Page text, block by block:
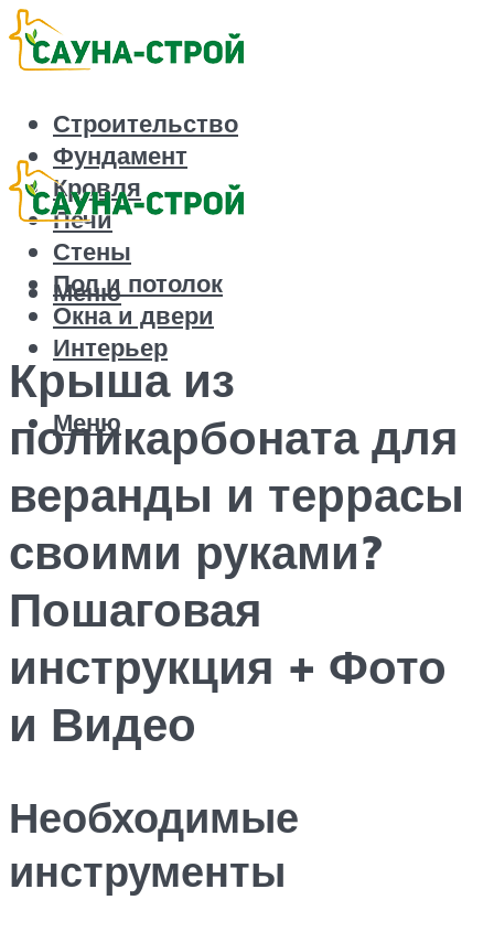
Строительство
Фундамент
Кровля
Печи
Стены
Пол и потолок
Окна и двери
Интерьер
Меню
Меню
Крыша из
поликарбоната для
веранды и террасы
своими руками?
Пошаговая
инструкция + Фото
и Видео
Необходимые
инструменты